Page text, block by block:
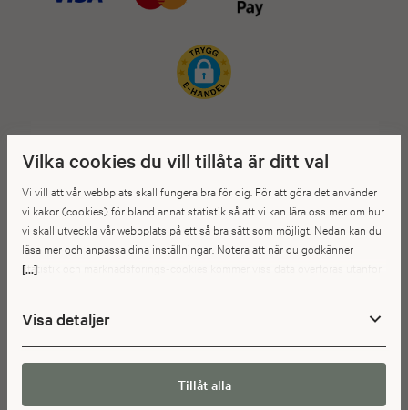
Vilka cookies du vill tillåta är ditt val
[...]
Vi vill att vår webbplats skall fungera bra för dig. För att göra det använder
vi kakor (cookies) för bland annat statistik så att vi kan lära oss mer om hur
vi skall utveckla vår webbplats på ett så bra sätt som möjligt. Nedan kan du
läsa mer och anpassa dina inställningar. Notera att när du godkänner
statistik och marknadsförings-cookies kommer viss data överföras utanför
personuppgifter som ställs inom EU, vilket kan innebära vissa risker för
dina personuppgifter. De berörda bolagen måste lämna över uppgifter till
brottsbekämpande myndigheter i USA om de får en sådan begäran. Det kan
dock vara svårt eller omöjligt för dig att hävda dina rättigheter, t.ex. rätten
till radering, gällande eventuella personuppgifter som de
Visa detaljer
Tillåt alla